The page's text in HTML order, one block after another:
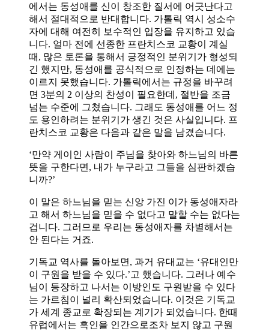
에서는 동성애를 신이 창조한 질서에 어긋난다고
해서 절대적으로 반대합니다. 가톨릭 역시 성소수
자에 대해 여전히 보수적인 입장을 유지하고 있습
니다. 얼마 전에 선종한 프란치스코 교황이 계실
때, 많은 토론을 통해서 긍정적인 분위기가 형성되
긴 했지만, 동성애를 공식적으로 인정하는 데에는
이르지 못했습니다. 가톨릭에서는 규정을 바꾸려
면 3분의 2 이상의 찬성이 필요한데, 절반을 조금
넘는 수준에 그쳤습니다. 그래도 동성애를 어느 정
도 용인하려는 분위기가 생긴 것은 사실입니다. 프
란치스코 교황은 다음과 같은 말을 남겼습니다.
‘만약 게이인 사람이 주님을 찾아와 하느님의 바른
뜻을 구한다면, 내가 누구라고 그들을 심판하겠습
니까?’
이 말은 하느님을 믿는 신앙 가진 이가 동성애자라
고 해서 하느님을 믿을 수 없다고 말할 수는 없다는
겁니다. 그러므로 우리는 동성애자를 차별해서는
안 된다는 거죠.
기독교 역사를 돌아보면, 과거 유대교는 ‘유대인만
이 구원을 받을 수 있다.’고 했습니다. 그러나 예수
님이 등장하고 나서는 이방인도 구원받을 수 있다
는 가르침이 널리 확산되었습니다. 이것은 기독교
가 세계 종교로 확장되는 계기가 되었습니다. 한때
유럽에서는 흑인을 인간으로조차 보지 않고 구원